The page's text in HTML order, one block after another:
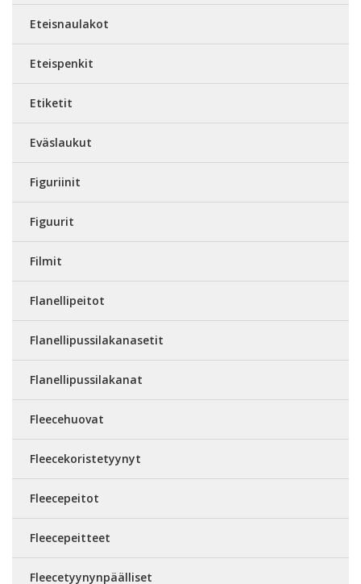
Eteisnaulakot
Eteispenkit
Etiketit
Eväslaukut
Figuriinit
Figuurit
Filmit
Flanellipeitot
Flanellipussilakanasetit
Flanellipussilakanat
Fleecehuovat
Fleecekoristetyynyt
Fleecepeitot
Fleecepeitteet
Fleecetyynynpäälliset